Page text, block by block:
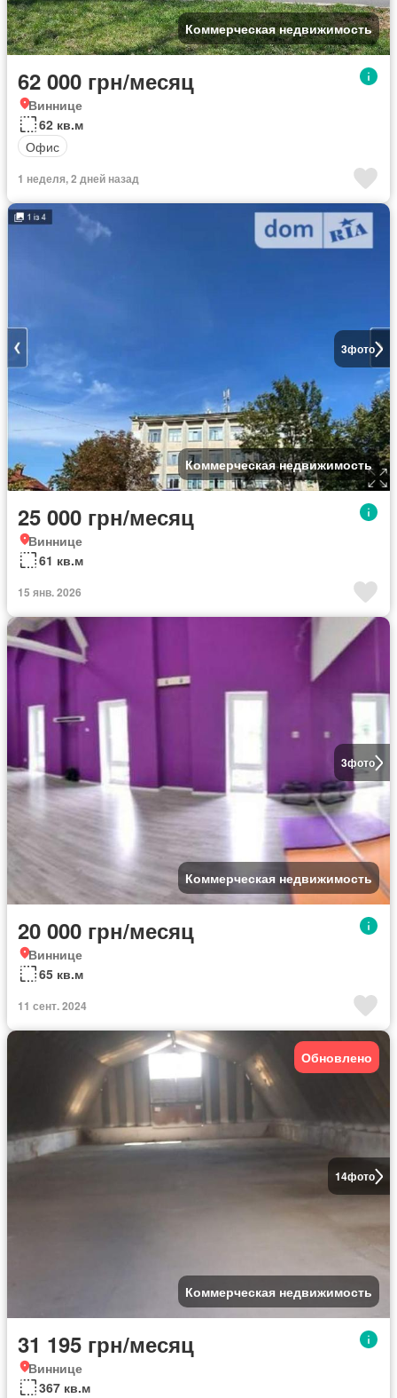
Коммерческая недвижимость
62 000 грн/месяц
Виннице
62 кв.м
Офис
1 неделя, 2 дней назад
3фото
Коммерческая недвижимость
25 000 грн/месяц
Виннице
61 кв.м
15 янв. 2026
3фото
Коммерческая недвижимость
20 000 грн/месяц
Виннице
65 кв.м
11 сент. 2024
14фото
Обновлено
Коммерческая недвижимость
31 195 грн/месяц
Виннице
367 кв.м